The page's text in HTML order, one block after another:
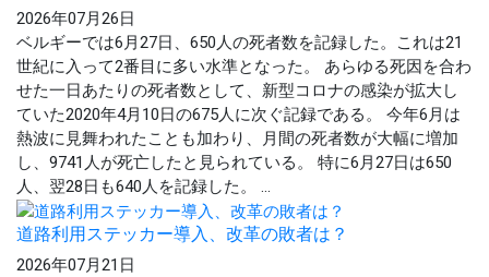
2026年07月26日
ベルギーでは6月27日、650人の死者数を記録した。これは21
世紀に入って2番目に多い水準となった。 あらゆる死因を合わ
せた一日あたりの死者数として、新型コロナの感染が拡大し
ていた2020年4月10日の675人に次ぐ記録である。 今年6月は
熱波に見舞われたことも加わり、月間の死者数が大幅に増加
し、9741人が死亡したと見られている。 特に6月27日は650
人、翌28日も640人を記録した。 ...
道路利用ステッカー導入、改革の敗者は？
2026年07月21日